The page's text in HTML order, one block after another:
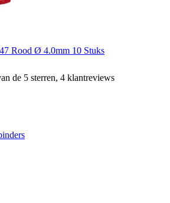
Rood Ø 4.0mm 10 Stuks
de 5 sterren, 4 klantreviews